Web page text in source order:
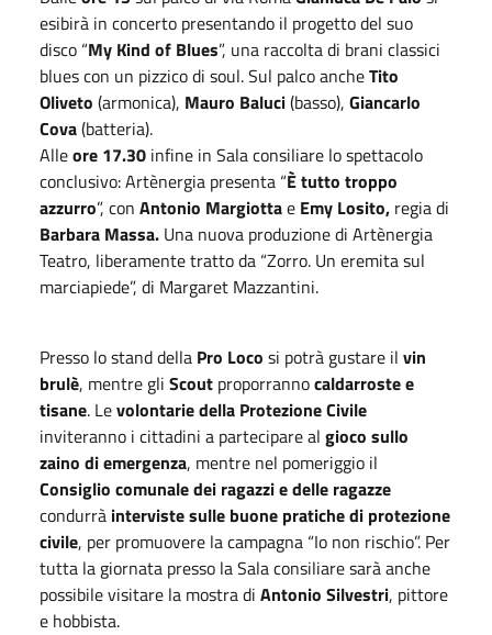
esibirà in concerto presentando il progetto del suo
disco “My Kind of Blues”, una raccolta di brani classici
blues con un pizzico di soul. Sul palco ancheTito
Oliveto (armonica), Mauro Baluci(basso), Giancarlo
Cova(batteria).
Alleore 17.30 infine in Sala consiliare lo spettacolo
conclusivo: Artènergia presenta “È tutto troppo
azzurro”, con Antonio Margiottae Emy Losito, regia di
Barbara Massa. Una nuova produzione di Artènergia
Teatro, liberamente tratto da “Zorro. Un eremita sul
marciapiede”, di Margaret Mazzantini.
Presso lo stand della Pro Loco si potrà gustare il vin
brulè, mentre gli Scout proporrannocaldarroste e
tisane. Levolontarie della Protezione Civile
inviteranno i cittadini a partecipare al gioco sullo
zaino di emergenza, mentre nel pomeriggio il
Consiglio comunale dei ragazzi e delle ragazze
condurrà interviste sulle buone pratiche di protezione
civile, per promuovere la campagna “Io non rischio”. Per
tutta la giornata presso la Sala consiliare sarà anche
possibile visitare la mostra di Antonio Silvestri, pittore
e hobbista.